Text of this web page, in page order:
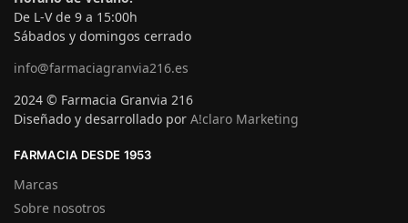
De L-V de 9 a 15:00h
Sábados y domingos cerrado
info@farmaciagranvia216.es
2024 © Farmacia Granvia 216
Diseñado y desarrollado por A!claro Marketing
FARMACIA DESDE 1953
Marcas
Sobre nosotros